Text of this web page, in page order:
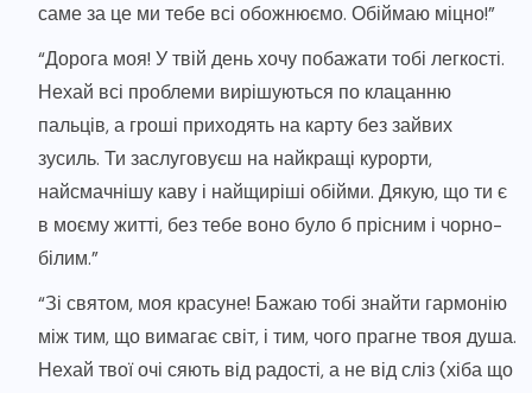
саме за це ми тебе всі обожнюємо. Обіймаю міцно!”
“Дорога моя! У твій день хочу побажати тобі легкості.
Нехай всі проблеми вирішуються по клацанню
пальців, а гроші приходять на карту без зайвих
зусиль. Ти заслуговуєш на найкращі курорти,
найсмачнішу каву і найщиріші обійми. Дякую, що ти є
в моєму житті, без тебе воно було б прісним і чорно-
білим.”
“Зі святом, моя красуне! Бажаю тобі знайти гармонію
між тим, що вимагає світ, і тим, чого прагне твоя душа.
Нехай твої очі сяють від радості, а не від сліз (хіба що